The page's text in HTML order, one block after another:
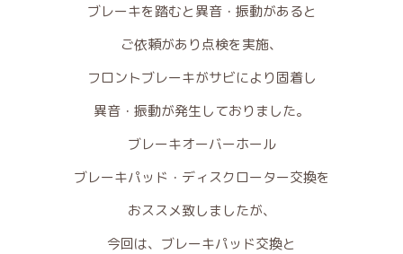
ブレーキを踏むと異音・振動があると
ご依頼があり点検を実施、
フロントブレーキがサビにより固着し
異音・振動が発生しておりました。
ブレーキオーバーホール
ブレーキパッド・ディスクローター交換を
おススメ致しましたが、
今回は、ブレーキパッド交換と